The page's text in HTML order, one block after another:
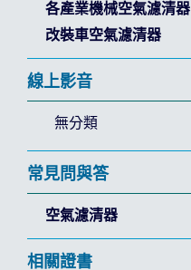
各產業機械空氣濾清器
改裝車空氣濾清器
線上影音
無分類
常見問與答
空氣濾清器
相關證書